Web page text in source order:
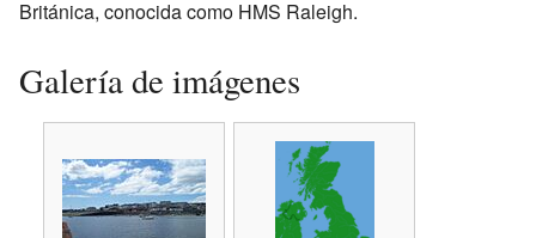
Británica, conocida como HMS Raleigh.
Galería de imágenes